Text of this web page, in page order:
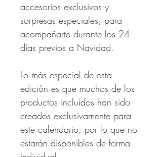
accesorios exclusivos y
sorpresas especiales, para
acompañarte durante los 24
días previos a Navidad.
Lo más especial de esta
edición es que muchos de los
productos incluidos han sido
creados exclusivamente para
este calendario, por lo que no
estarán disponibles de forma